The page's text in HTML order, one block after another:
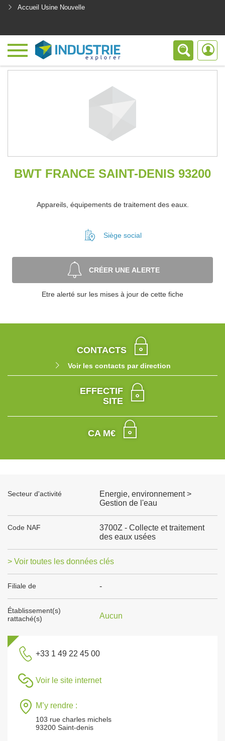
Accueil Usine Nouvelle
BWT FRANCE SAINT-DENIS 93200
Appareils, équipements de traitement des eaux.
Siège social
CRÉER UNE ALERTE
Etre alerté sur les mises à jour de cette fiche
CONTACTS
Voir les contacts par direction
EFFECTIF
SITE
CA M€
Secteur d'activité
Energie, environnement >
Gestion de l'eau
Code NAF
3700Z - Collecte et traitement
des eaux usées
> Voir toutes les données clés
Filiale de -
Établissement(s)
rattaché(s)
Aucun
+33 1 49 22 45 00
Voir le site internet
M’y rendre :
103 rue charles michels
93200 Saint-denis